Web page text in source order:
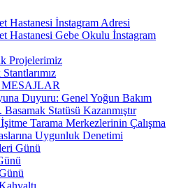
Hastanesi İnstagram Adresi
Hastanesi Gebe Okulu İnstagram
Projelerimiz
Duyuru: Genel Yoğun Bakım
Statüsü Kazanmıştır
Tarama Merkezlerinin Çalışma
Uygunluk Denetimi
Günü